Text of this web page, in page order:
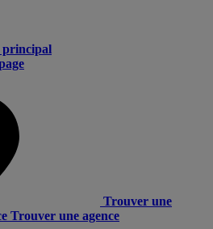
principal
Trouver une
Trouver une agence